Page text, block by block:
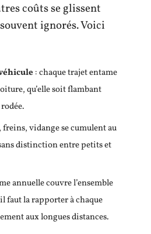
coûts se glissent
ignorés. Voici
: chaque trajet entame
qu’elle soit flambant
freins, vidange se cumulent au
distinction entre petits et
annuelle couvre l’ensemble
faut la rapporter à chaque
aux longues distances.